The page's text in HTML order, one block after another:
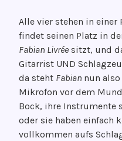
Alle vier stehen in einer
findet seinen Platz in
Fabian Livrée sitzt, und
Gitarrist UND
da steht Fabian nun
Mikrofon vor dem
Bock, ihre Instrumente
oder sie haben einfach
vollkommen aufs